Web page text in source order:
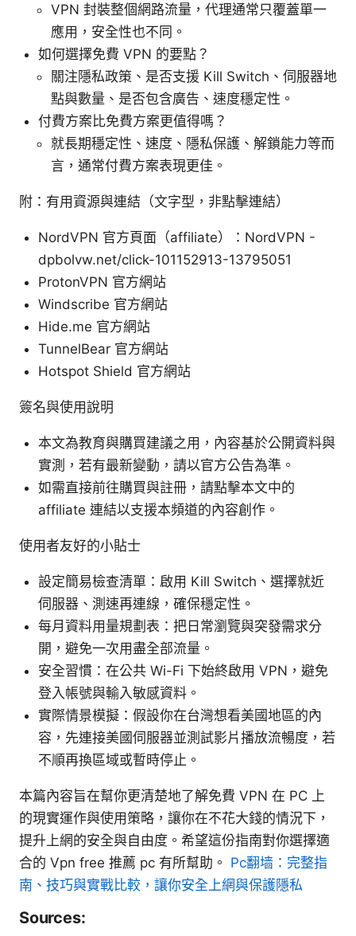
VPN 封裝整個網路流量，代理通常只覆蓋單一
應用，安全性也不同。
如何選擇免費 VPN 的要點？
關注隱私政策、是否支援 Kill Switch、伺服器地
點與數量、是否包含廣告、速度穩定性。
付費方案比免費方案更值得嗎？
就長期穩定性、速度、隱私保護、解鎖能力等而
言，通常付費方案表現更佳。
附：有用資源與連結（文字型，非點擊連結）
NordVPN 官方頁面（affiliate）：NordVPN -
dpbolvw.net/click-101152913-13795051
ProtonVPN 官方網站
Windscribe 官方網站
Hide.me 官方網站
TunnelBear 官方網站
Hotspot Shield 官方網站
簽名與使用說明
本文為教育與購買建議之用，內容基於公開資料與
實測，若有最新變動，請以官方公告為準。
如需直接前往購買與註冊，請點擊本文中的
affiliate 連結以支援本頻道的內容創作。
使用者友好的小貼士
設定簡易檢查清單：啟用 Kill Switch、選擇就近
伺服器、測速再連線，確保穩定性。
每月資料用量規劃表：把日常瀏覽與突發需求分
開，避免一次用盡全部流量。
安全習慣：在公共 Wi-Fi 下始終啟用 VPN，避免
登入帳號與輸入敏感資料。
實際情景模擬：假設你在台灣想看美國地區的內
容，先連接美國伺服器並測試影片播放流暢度，若
不順再換區域或暫時停止。
本篇內容旨在幫你更清楚地了解免費 VPN 在 PC 上
的現實運作與使用策略，讓你在不花大錢的情況下，
提升上網的安全與自由度。希望這份指南對你選擇適
合的 Vpn free 推薦 pc 有所幫助。 Pc翻墙：完整指
南、技巧與實戰比較，讓你安全上網與保護隱私
Sources: